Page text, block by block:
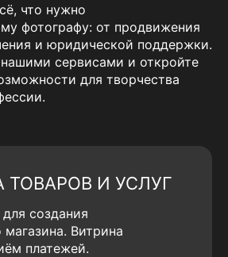
что нужно
фотографу: от продвижения
и юридической поддержки.
сервисами и откройте
для творчества
И УСЛУГ
создания
магазина. Витрина
платежей.